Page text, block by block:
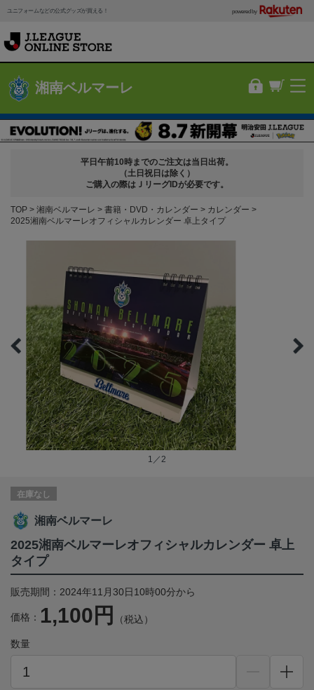
ユニフォームなどの公式グッズが買える！ powered by
湘南ベルマーレ
平日午前10時までのご注文は当日出荷。
（土日祝日は除く）
ご購入の際はＪリーグIDが必要です。
TOP 湘南ベルマーレ 書籍・DVD・カレンダー
カレンダー
2025湘南ベルマーレオフィシャルカレンダー 卓上タイプ
1／2
在庫なし
湘南ベルマーレ
2025湘南ベルマーレオフィシャルカレンダー 卓上
タイプ
販売期間：2024年11月30日10時00分から
価格： 1,100円 （税込）
数量